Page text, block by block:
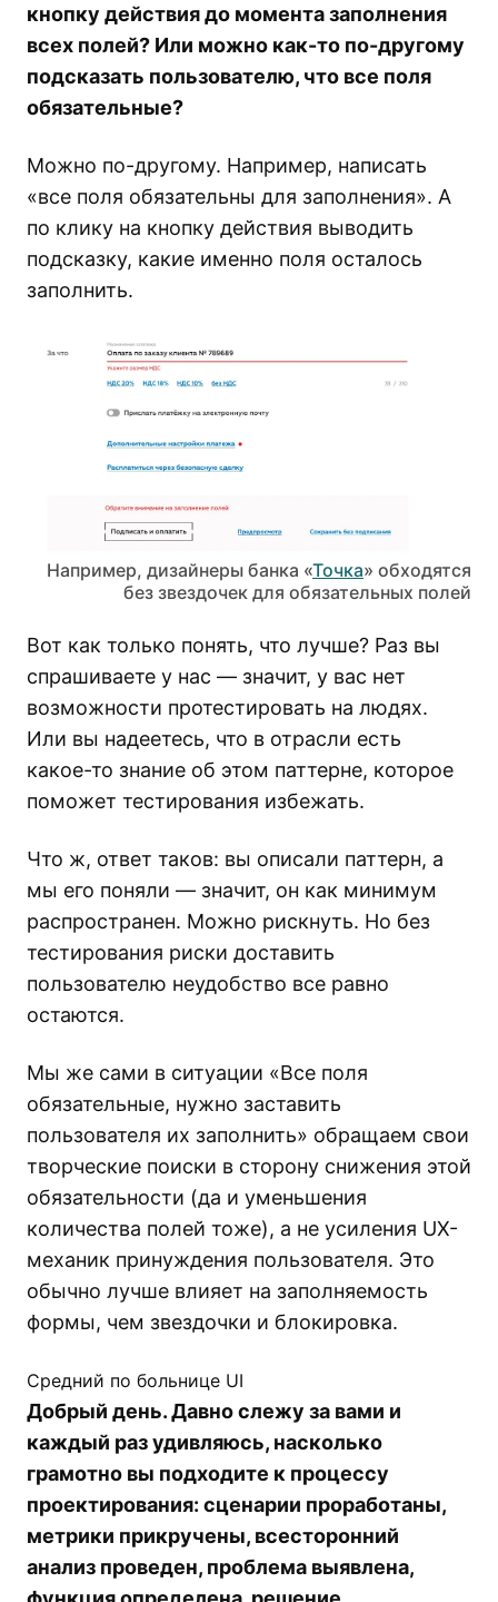
кнопку действия до момента заполнения
всех полей? Или можно как-то по-другому
подсказать пользователю, что все поля
обязательные?
Можно по-другому. Например, написать
«все поля обязательны для заполнения». А
по клику на кнопку действия выводить
подсказку, какие именно поля осталось
заполнить.
Например, дизайнеры банка «Точка» обходятся
без звездочек для обязательных полей
Вот как только понять, что лучше? Раз вы
спрашиваете у нас — значит, у вас нет
возможности протестировать на людях.
Или вы надеетесь, что в отрасли есть
какое-то знание об этом паттерне, которое
поможет тестирования избежать.
Что ж, ответ таков: вы описали паттерн, а
мы его поняли — значит, он как минимум
распространен. Можно рискнуть. Но без
тестирования риски доставить
пользователю неудобство все равно
остаются.
Мы же сами в ситуации «Все поля
обязательные, нужно заставить
пользователя их заполнить» обращаем свои
творческие поиски в сторону снижения этой
обязательности (да и уменьшения
количества полей тоже), а не усиления UX-
механик принуждения пользователя. Это
обычно лучше влияет на заполняемость
формы, чем звездочки и блокировка.
Средний по больнице UI
Добрый день. Давно слежу за вами и
каждый раз удивляюсь, насколько
грамотно вы подходите к процессу
проектирования: сценарии проработаны,
метрики прикручены, всесторонний
анализ проведен, проблема выявлена,